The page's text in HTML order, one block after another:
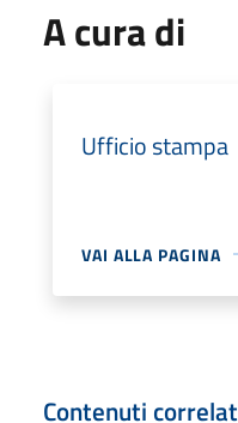
A cura di
Ufficio stampa
VAI ALLA PAGINA
Contenuti